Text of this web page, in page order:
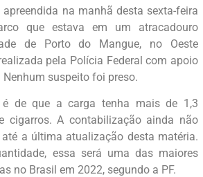
na manhã desta sexta-feira
que estava em um atracadouro
de Porto do Mangue, no Oeste
pela Polícia Federal com apoio
suspeito foi preso.
de que a carga tenha mais de 1,3
cigarros. A contabilização ainda não
a última atualização desta matéria.
essa será uma das maiores
no Brasil em 2022, segundo a PF.